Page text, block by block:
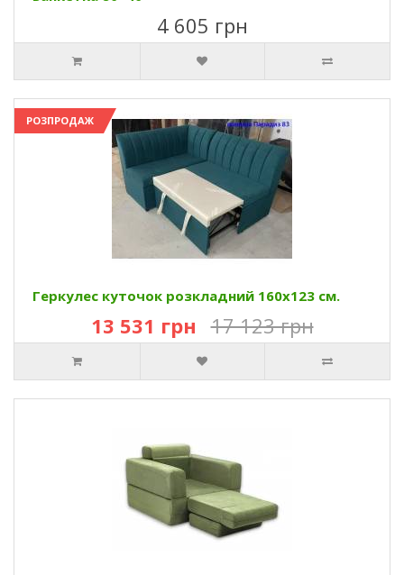
4 605 грн
РОЗПРОДАЖ
Геркулес куточок розкладний 160х123 см.
13 531 грн 17 123 грн